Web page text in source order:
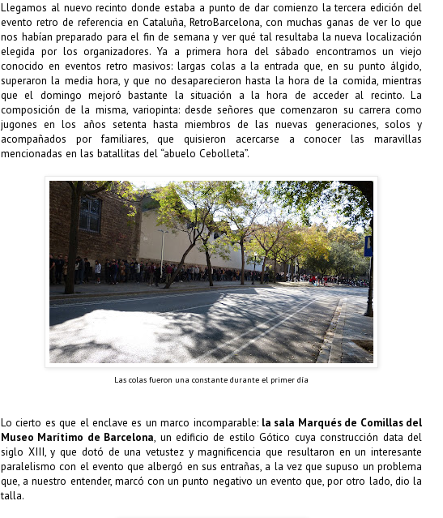
Llegamos al nuevo recinto donde estaba a punto de dar comienzo la tercera edición del
evento retro de referencia en Cataluña, RetroBarcelona, con muchas ganas de ver lo que
nos habían preparado para el fin de semana y ver qué tal resultaba la nueva localización
elegida por los organizadores. Ya a primera hora del sábado encontramos un viejo
conocido en eventos retro masivos: largas colas a la entrada que, en su punto álgido,
superaron la media hora, y que no desaparecieron hasta la hora de la comida, mientras
que el domingo mejoró bastante la situación a la hora de acceder al recinto. La
composición de la misma, variopinta: desde señores que comenzaron su carrera como
jugones en los años setenta hasta miembros de las nuevas generaciones, solos y
acompañados por familiares, que quisieron acercarse a conocer las maravillas
mencionadas en las batallitas del “abuelo Cebolleta”.
Las colas fueron una constante durante el primer día
Lo cierto es que el enclave es un marco incomparable: la sala Marqués de Comillas del
Museo Marítimo de Barcelona, un edificio de estilo Gótico cuya construcción data del
siglo XIII, y que dotó de una vetustez y magnificencia que resultaron en un interesante
paralelismo con el evento que albergó en sus entrañas, a la vez que supuso un problema
que, a nuestro entender, marcó con un punto negativo un evento que, por otro lado, dio la
talla.